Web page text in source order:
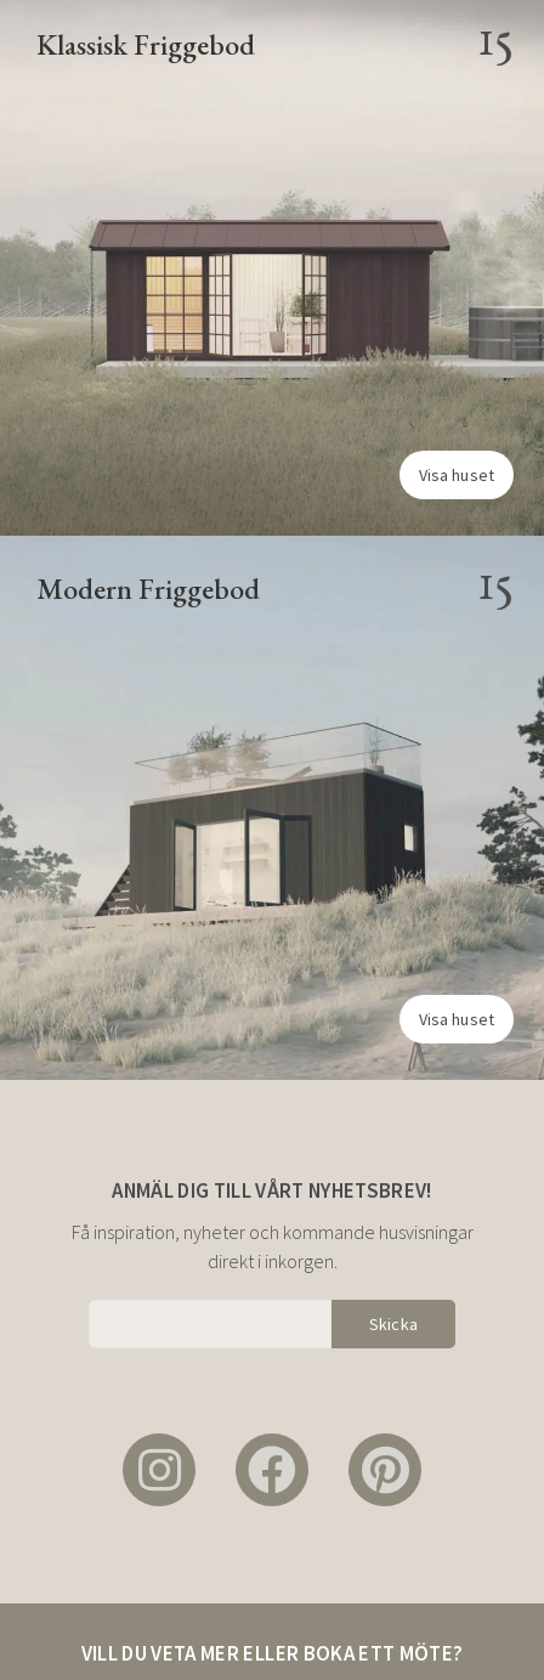
Klassisk Friggebod 15
Visa huset
Modern Friggebod 15
Visa huset
VILL DU VETA MER ELLER BOKA ETT MÖTE?
ANMÄL DIG TILL VÅRT NYHETSBREV!
Få inspiration, nyheter och kommande husvisningar
direkt i inkorgen.